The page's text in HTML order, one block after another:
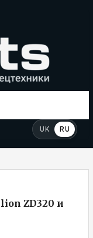
UK RU
ZD320 и